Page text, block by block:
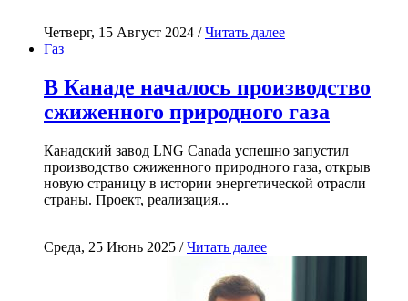
Четверг, 15 Август 2024 /Читать далее
Газ
В Канаде началось производство
сжиженного природного газа
Канадский завод LNG Canada успешно запустил
производство сжиженного природного газа, открыв
новую страницу в истории энергетической отрасли
страны. Проект, реализация...
Среда, 25 Июнь 2025 /Читать далее